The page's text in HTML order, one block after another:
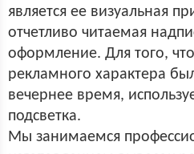
является ее визуальная
отчетливо читаемая
оформление. Для того,
рекламного характера
вечернее время,
подсветка.
Мы занимаемся